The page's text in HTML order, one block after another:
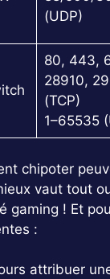
(UDP)
80, 443,
28910,
(TCP)
1–65535
chipoter
vaut tout
gaming ! Et
:
attribuer